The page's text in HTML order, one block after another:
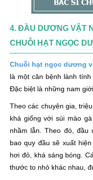
4. ĐẦU DƯƠNG VẬT
CHUỖI HẠT NGỌC
Chuỗi hạt ngọc dương
là một căn bệnh lành
Đặc biệt là những nam
Theo các chuyên gia,
khá giống với sùi mào
nhầm lẫn. Theo đó, đầu
bao quy đầu sẽ xuất
hơi đỏ, khá sáng bóng.
thước to nhỏ khác nhau,